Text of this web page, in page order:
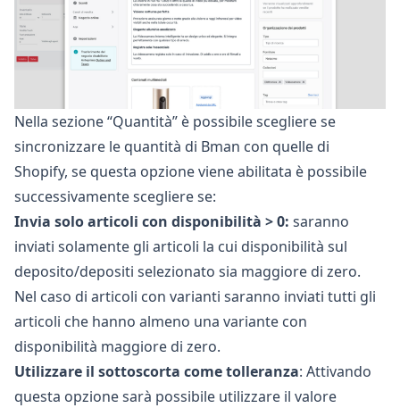
Nella sezione “Quantità” è possibile scegliere se
sincronizzare le quantità di Bman con quelle di
Shopify, se questa opzione viene abilitata è possibile
successivamente scegliere se:
Invia solo articoli con disponibilità > 0: saranno
inviati solamente gli articoli la cui disponibilità sul
deposito/depositi selezionato sia maggiore di zero.
Nel caso di articoli con varianti saranno inviati tutti gli
articoli che hanno almeno una variante con
disponibilità maggiore di zero.
Utilizzare il sottoscorta come tolleranza: Attivando
questa opzione sarà possibile utilizzare il valore